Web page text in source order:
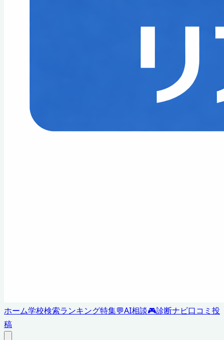
ホーム学校検索ランキング特集💬AI相談🎮診断ナビ口コミ投
稿